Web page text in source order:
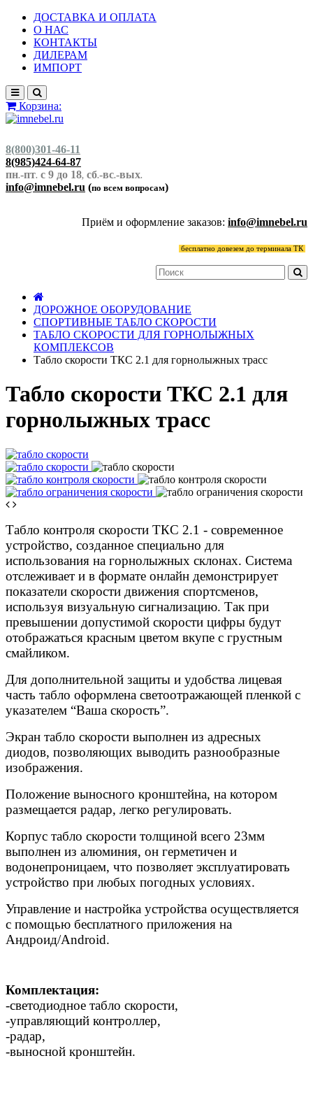
ДОСТАВКА И ОПЛАТА
О НАС
КОНТАКТЫ
ДИЛЕРАМ
ИМПОРТ
Корзина:
8(800)301-46-11
8(985)424-64-87
пн.-пт. с 9 до 18, сб.-вс.-вых.
info@imnebel.ru (по всем вопросам)
Приём и оформление заказов: info@imnebel.ru
бесплатно довезем до терминала ТК
ДОРОЖНОЕ ОБОРУДОВАНИЕ
СПОРТИВНЫЕ ТАБЛО СКОРОСТИ
ТАБЛО СКОРОСТИ ДЛЯ ГОРНОЛЫЖНЫХ
КОМПЛЕКСОВ
Табло скорости ТКС 2.1 для горнолыжных трасс
Табло скорости ТКС 2.1 для
горнолыжных трасс
Табло контроля скорости ТКС 2.1 - современное
устройство, созданное специально для
использования на горнолыжных склонах. Система
отслеживает и в формате онлайн демонстрирует
показатели скорости движения спортсменов,
используя визуальную сигнализацию. Так при
превышении допустимой скорости цифры будут
отображаться красным цветом вкупе с грустным
смайликом.
Для дополнительной защиты и удобства лицевая
часть табло оформлена светоотражающей пленкой с
указателем “Ваша скорость”.
Экран табло скорости выполнен из адресных
диодов, позволяющих выводить разнообразные
изображения.
Положение выносного кронштейна, на котором
размещается радар, легко регулировать.
Корпус табло скорости толщиной всего 23мм
выполнен из алюминия, он герметичен и
водонепроницаем, что позволяет эксплуатировать
устройство при любых погодных условиях.
Управление и настройка устройства осуществляется
с помощью бесплатного приложения на
Андроид/Android.
Комплектация:
-светодиодное табло скорости,
-управляющий контроллер,
-радар,
-выносной кронштейн.